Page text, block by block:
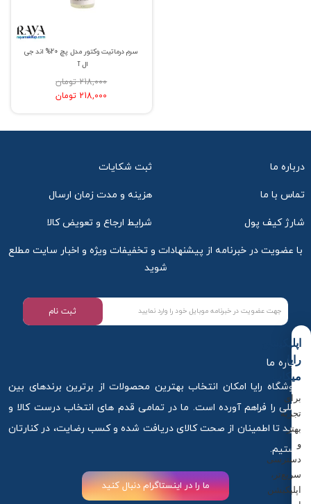
سرم درماتیت وکتور مدل پچ 20% اند جی
ال آ
218,000 تومان
218,000 تومان
درباره ما ثبت شکایات
تماس با ما هزینه و مدت زمان ارسال
شارژ کیف پول شرایط ارجاع و تعویض کالا
با عضویت در خبرنامه از پیشنهادات و تخفیفات ویژه و اخبار سایت مطلع
شوید
ثبت نام
درباره ما
فروشگاه رایا امکان انتخاب بهترین محصولات از برترین برندهای بین
المللی را فراهم آورده است. ما در تمامی قدم های انتخاب درست کالا و
خرید تا اطمینان از صحت کالای دریافت شده و کسب رضایت، در کنارتان
هستیم.
ما را در اینستاگرام دنبال کنید
اپلیکیشن
رایا
میکاپ
برای
تجربه
بهتر
و
دسترسی
سریع‌تر،
اپلیکیشن